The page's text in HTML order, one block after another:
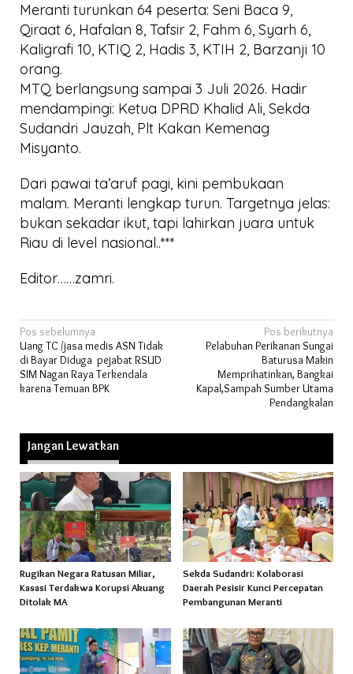
Meranti turunkan 64 peserta: Seni Baca 9,
Qiraat 6, Hafalan 8, Tafsir 2, Fahm 6, Syarh 6,
Kaligrafi 10, KTIQ 2, Hadis 3, KTIH 2, Barzanji 10
orang.
MTQ berlangsung sampai 3 Juli 2026. Hadir
mendampingi: Ketua DPRD Khalid Ali, Sekda
Sudandri Jauzah, Plt Kakan Kemenag
Misyanto.
Dari pawai ta’aruf pagi, kini pembukaan
malam. Meranti lengkap turun. Targetnya jelas:
bukan sekadar ikut, tapi lahirkan juara untuk
Riau di level nasional..***
Editor……zamri.
Navigasi
pos
Pos sebelumnya
Uang TC /jasa medis ASN Tidak
di Bayar Diduga pejabat RSUD
SIM Nagan Raya Terkendala
karena Temuan BPK
Pos berikutnya
Pelabuhan Perikanan Sungai
Baturusa Makin
Memprihatinkan, Bangkai
Kapal,Sampah Sumber Utama
Pendangkalan
Jangan Lewatkan
Rugikan Negara Ratusan Miliar,
Kasasi Terdakwa Korupsi Akuang
Ditolak MA
Sekda Sudandri: Kolaborasi
Daerah Pesisir Kunci Percepatan
Pembangunan Meranti